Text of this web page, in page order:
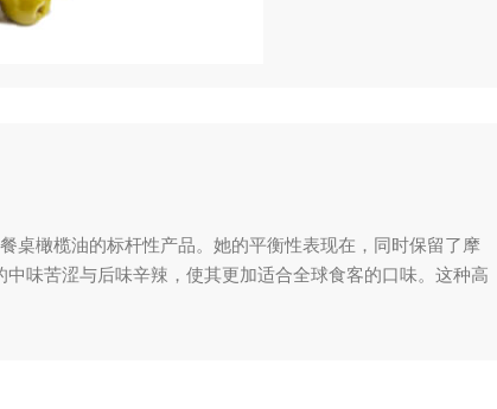
桌橄榄油的标杆性产品。她的平衡性表现在，同时保留了摩
味苦涩与后味辛辣，使其更加适合全球食客的口味。这种高